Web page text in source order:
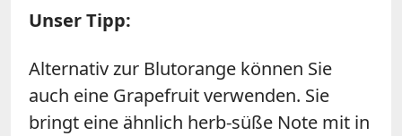
Unser Tipp:
Alternativ zur Blutorange können Sie
auch eine Grapefruit verwenden. Sie
bringt eine ähnlich herb-süße Note mit in